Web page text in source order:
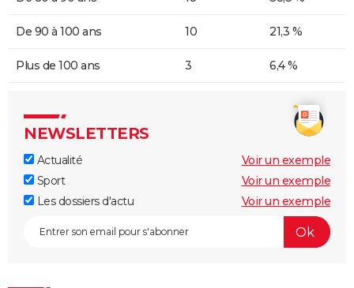
De 90 à 100 ans 10 21,3 %
Plus de 100 ans 3 6,4 %
NEWSLETTERS
Actualité
Voir un exemple
Sport
Voir un exemple
Les dossiers d'actu
Voir un exemple